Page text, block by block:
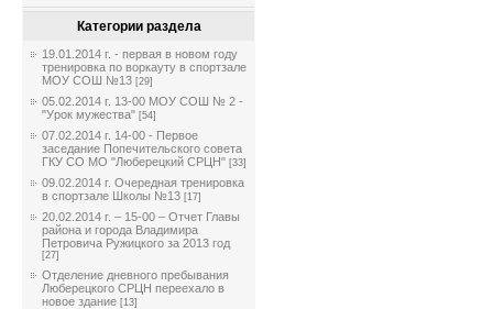
Категории раздела
19.01.2014 г. - первая в новом году
тренировка по воркауту в спортзале
МОУ СОШ №13 [29]
05.02.2014 г. 13-00 МОУ СОШ № 2 -
"Урок мужества" [54]
07.02.2014 г. 14-00 - Первое
заседание Попечительского совета
ГКУ СО МО "Люберецкий СРЦН" [33]
09.02.2014 г. Очередная тренировка
в спортзале Школы №13 [17]
20.02.2014 г. – 15-00 – Отчет Главы
района и города Владимира
Петровича Ружицкого за 2013 год
[27]
Отделение дневного пребывания
Люберецкого СРЦН переехало в
новое здание [13]